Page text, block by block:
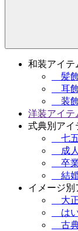
和装アイテ
髪
耳
装
洋装アイテ
式典別アイ
七
成
卒
結
イメージ別
大
は
古